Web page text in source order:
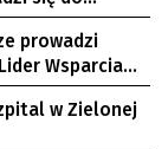
prowadzi
Wsparcia
w Zielonej